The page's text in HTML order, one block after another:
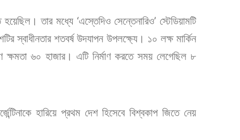
তার মধ্যে ‘এস্তেদিও সেন্তেনারিও’ স্টেডিয়ামটি
স্বাধীনতার শতবর্ষ উদযাপন উপলক্ষ্যে। ১০ লক্ষ মার্কিন
ক্ষমতা ৬০ হাজার। এটি নির্মাণ করতে সময় লেগেছিল ৮
হারিয়ে প্রথম দেশ হিসেবে বিশ্বকাপ জিতে নেয়